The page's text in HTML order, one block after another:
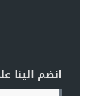
انضم الينا